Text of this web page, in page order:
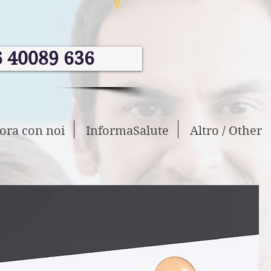
40089 636
con noi InformaSalute Altro / Other